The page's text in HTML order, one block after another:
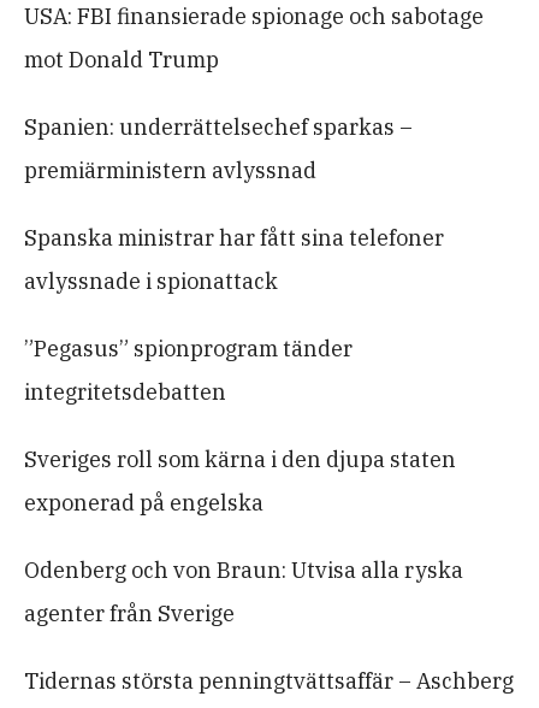
USA: FBI finansierade spionage och sabotage
mot Donald Trump
Spanien: underrättelsechef sparkas –
premiärministern avlyssnad
Spanska ministrar har fått sina telefoner
avlyssnade i spionattack
”Pegasus” spionprogram tänder
integritetsdebatten
Sveriges roll som kärna i den djupa staten
exponerad på engelska
Odenberg och von Braun: Utvisa alla ryska
agenter från Sverige
Tidernas största penningtvättsaffär – Aschberg